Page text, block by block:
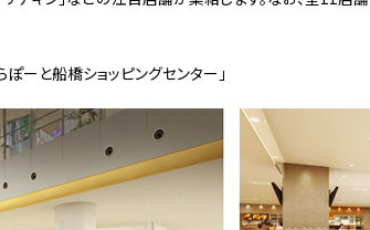
ーと船橋ショッピングセンター」